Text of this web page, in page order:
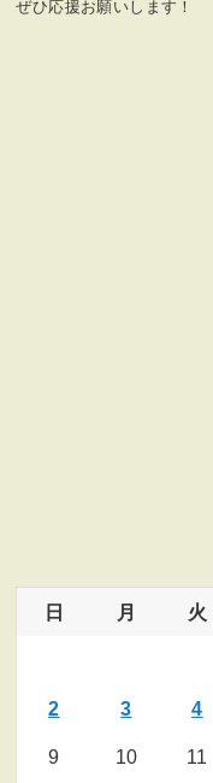
ぜひ応援お願いします！
日 月 火
2 3 4
9 10 11